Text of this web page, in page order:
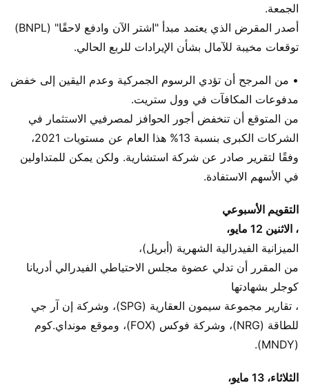
الجمعة.
أصدر المقرض الذي يعتمد مبدأ "اشتر الآن وادفع لاحقًا" (BNPL)
توقعات مخيبة للآمال بشأن الإيرادات للربع الحالي.
• من المرجح أن تؤدي الرسوم الجمركية وعدم اليقين إلى خفض
مدفوعات المكافآت في وول ستريت.
من المتوقع أن تنخفض أجور الحوافز لمصرفيي الاستثمار في
الشركات الكبرى بنسبة 13% هذا العام عن مستويات 2021،
وفقًا لتقرير صادر عن شركة استشارية. ولكن يمكن للمتداولين
في الأسهم الاستفادة.
التقويم الأسبوعي
، الاثنين 12 مايو،
الميزانية الفيدرالية الشهرية (أبريل)،
من المقرر أن تدلي عضوة مجلس الاحتياطي الفيدرالي أدريانا
كوجلر بشهادتها
، تقارير مجموعة سيمون العقارية (SPG)، وشركة إن آر جي
للطاقة (NRG)، وشركة فوكس (FOX)، وموقع مونداي.كوم
(MNDY).
الثلاثاء، 13 مايو،